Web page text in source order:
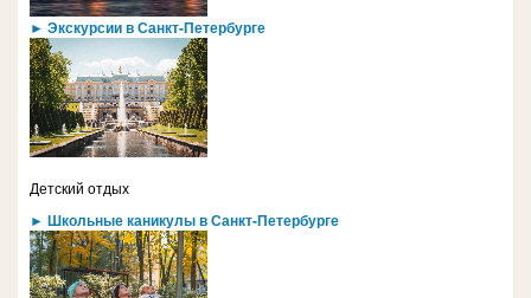
► Экскурсии в Санкт-Петербурге
Детский отдых
► Школьные каникулы в Санкт-Петербурге